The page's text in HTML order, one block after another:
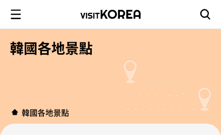
韓國各地景點
韓國各地景點